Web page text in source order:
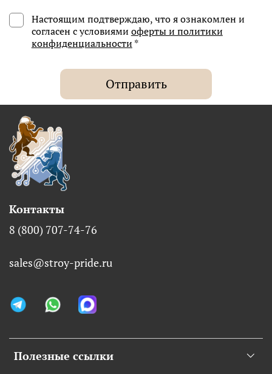
Настоящим подтверждаю, что я ознакомлен и
согласен с условиями оферты и политики
конфиденциальности *
Отправить
Полезные ссылки
Контакты
8 (800) 707-74-76
sales@stroy-pride.ru